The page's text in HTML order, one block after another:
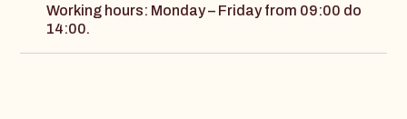
Working hours: Monday – Friday from 09:00 do
14:00.